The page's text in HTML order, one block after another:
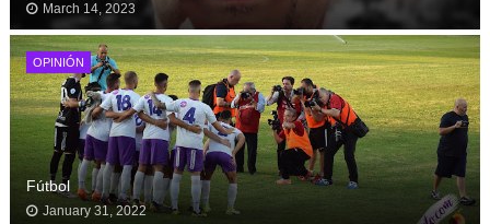
March 14, 2023
OPINIÓN
Fútbol
January 31, 2022